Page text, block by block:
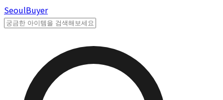
SeoulBuyer